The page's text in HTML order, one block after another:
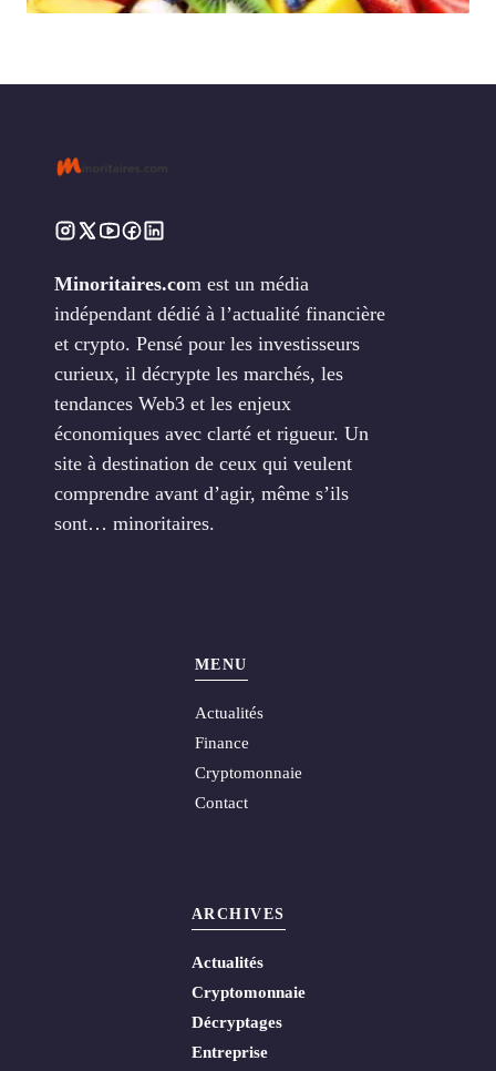
Minoritaires.com est un média
indépendant dédié à l’actualité financière
et crypto. Pensé pour les investisseurs
curieux, il décrypte les marchés, les
tendances Web3 et les enjeux
économiques avec clarté et rigueur. Un
site à destination de ceux qui veulent
comprendre avant d’agir, même s’ils
sont… minoritaires.
MENU
Actualités
Finance
Cryptomonnaie
Contact
ARCHIVES
Actualités
Cryptomonnaie
Décryptages
Entreprise